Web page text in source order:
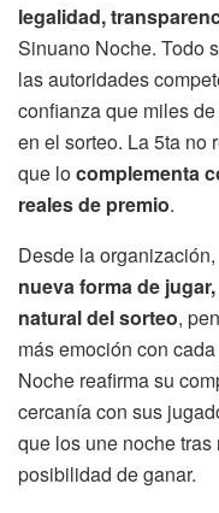
legalidad,
Sinuano Noche. Todo
las autoridades
confianza que miles
en el sorteo. La 5ta no
que locomplementa
reales de premio.
Desde la
nueva forma de
natural del sorteo,
más emoción con
Noche reafirma su
cercanía con sus
que los une noche
posibilidad de ganar.